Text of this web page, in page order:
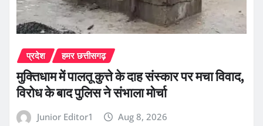
प्रदेश हमर छत्तीसगढ़
मुक्तिधाम में पालतू कुत्ते के दाह संस्कार पर मचा विवाद,
विरोध के बाद पुलिस ने संभाला मोर्चा
Junior Editor1 Aug 8, 2026